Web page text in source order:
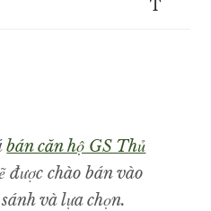
T
bán căn hộ GS Thủ
được chào bán vào
và lựa chọn.